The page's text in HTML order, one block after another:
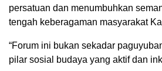
persatuan dan menumbuhkan
tengah keberagaman masyarakat
“Forum ini bukan sekadar
pilar sosial budaya yang aktif dan